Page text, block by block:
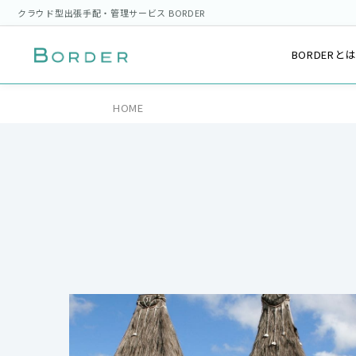
クラウド型出張手配・管理サービス BORDER
BORDERとは
HOME